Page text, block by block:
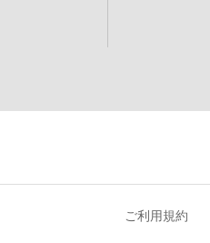
ご利用規約